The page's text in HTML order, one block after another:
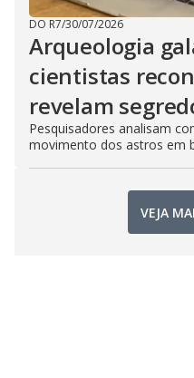
DO R7/30/07/2026
Arqueologia
cientistas
revelam
Pesquisadores analisam
movimento dos astros em
VEJA